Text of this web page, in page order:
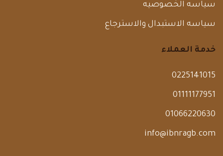
سياسه الخصوصيه
سياسه الاستبدال والاسترجاع
خدمة العملاء
0225141015
01111177951
01066220630
info@ibnragb.com